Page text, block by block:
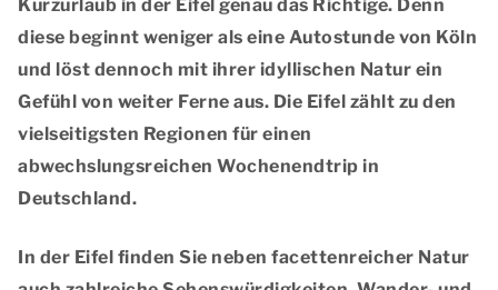
Kurzurlaub in der Eifel genau das Richtige. Denn
diese beginnt weniger als eine Autostunde von Köln
und löst dennoch mit ihrer idyllischen Natur ein
Gefühl von weiter Ferne aus. Die Eifel zählt zu den
vielseitigsten Regionen für einen
abwechslungsreichen Wochenendtrip in
Deutschland.
In der Eifel finden Sie neben facettenreicher Natur